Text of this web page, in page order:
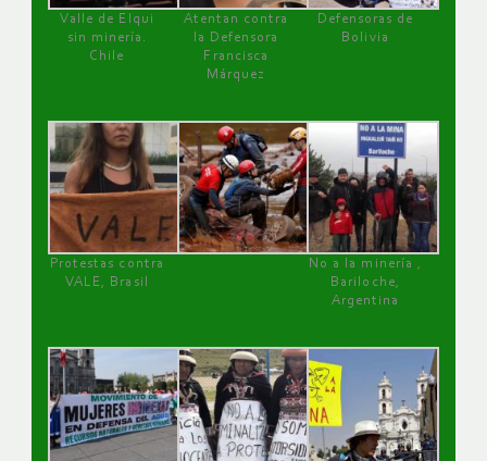
Valle de Elqui
sin minería.
Chile
Atentan contra
la Defensora
Francisca
Márquez
Defensoras de
Bolivia
Protestas contra
VALE, Brasil
No a la minería ,
Bariloche,
Argentina